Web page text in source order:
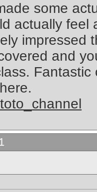
some
actually feel
impressed
and